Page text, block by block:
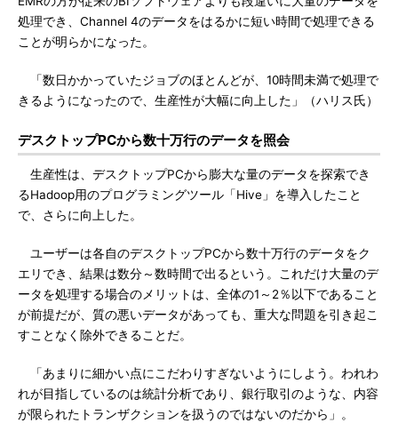
処理でき、Channel 4のデータをはるかに短い時間で処理できる
ことが明らかになった。
「数日かかっていたジョブのほとんどが、10時間未満で処理で
きるようになったので、生産性が大幅に向上した」（ハリス氏）
デスクトップPCから数十万行のデータを照会
生産性は、デスクトップPCから膨大な量のデータを探索でき
るHadoop用のプログラミングツール「Hive」を導入したこと
で、さらに向上した。
ユーザーは各自のデスクトップPCから数十万行のデータをク
エリでき、結果は数分～数時間で出るという。これだけ大量のデ
ータを処理する場合のメリットは、全体の1～2％以下であること
が前提だが、質の悪いデータがあっても、重大な問題を引き起こ
すことなく除外できることだ。
「あまりに細かい点にこだわりすぎないようにしよう。われわ
れが目指しているのは統計分析であり、銀行取引のような、内容
が限られたトランザクションを扱うのではないのだから」。